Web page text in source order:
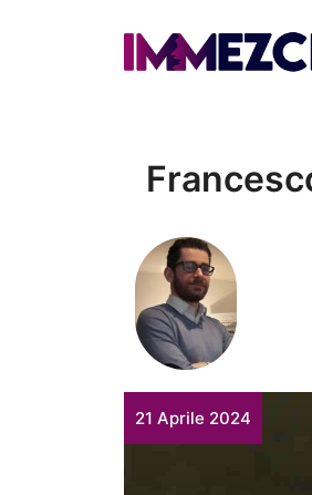
21 Aprile 2024